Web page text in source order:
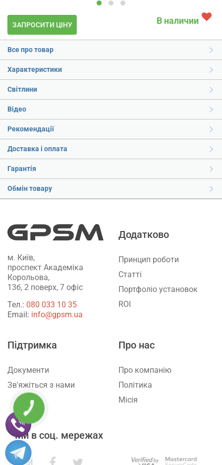
ЗАПРОСИТИ ЦІНУ В наличии
Все про товар
Характеристики
Світлини
Відео
Рекомендації
Доставка і оплата
Гарантія
Обмін товару
м. Київ,
проспект Академіка
Корольова,
13б, 2 поверх, 7 офіс
Тел.: ‎080 033 10 35
Email: info@gpsm.ua
Додатково
Принцип роботи
Статті
Портфоліо установок
ROI
Підтримка
Документи
Зв'яжіться з нами
Про нас
Про компанію
Політика
Місія
Ми в соц. мережах
КНОПКА
ЗВ'ЯЗКУ